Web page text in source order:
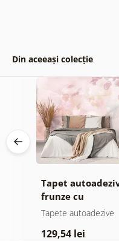
Din aceeași colecție
Tapet
frunze cu
atingere
Tapete autoadezive
129,54 lei